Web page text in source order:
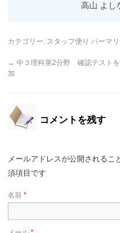
高山 よし
カテゴリー: スタッフ便り パーマ
← 中３理科第2分野 確認テスト
加
コメントを残す
メールアドレスが公開されるこ
須項目です
名前*